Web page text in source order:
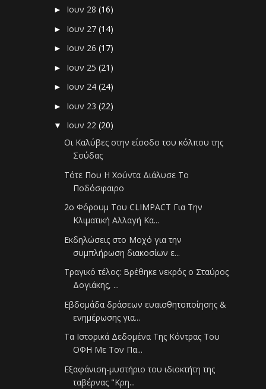
► Ιουν 28(16)
► Ιουν 27(14)
► Ιουν 26(17)
► Ιουν 25(21)
► Ιουν 24(24)
► Ιουν 23(22)
▼ Ιουν 22(20)
Οι Καλύβες στην είσοδο του κόλπου της
Σούδας
Τότε Που Η Χούντα Διάλυσε Το
Ποδόσφαιρο
2ο Φόρουμ Του CLIMPACT Για Την
Κλιματική Αλλαγή Κα...
Eκδηλώσεις στο Μοχό για την
συμπλήρωση διακοσίων ε...
Τραγικό τέλος: Βρέθηκε νεκρός ο Σταύρος
Δογιάκης, ...
Εβδομάδα δράσεων ευαισθητοποίησης &
ενημέρωσης για...
Τα Ιστορικά Δεδομένα Της Κόντρας Του
ΟΦΗ Με Τον Πα...
Εξαφάνιση-μυστήριο του ιδιοκτήτη της
ταβέρνας "Κρη...